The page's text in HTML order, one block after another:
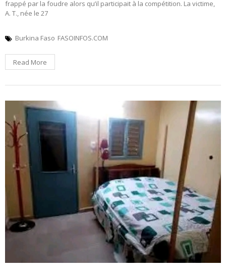
frappé par la foudre alors qu’il participait à la compétition. La victime,
A. T., née le 27
Burkina Faso FASOINFOS.COM
Read More